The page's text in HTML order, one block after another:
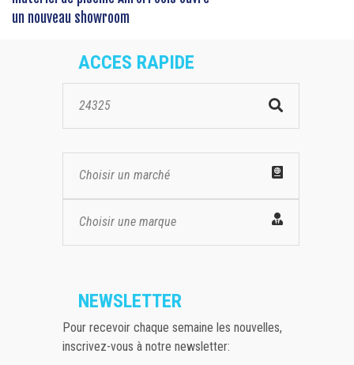
un nouveau showroom
ACCES RAPIDE
Choisir un marché
Choisir une marque
NEWSLETTER
Pour recevoir chaque semaine les nouvelles,
inscrivez-vous à notre newsletter: